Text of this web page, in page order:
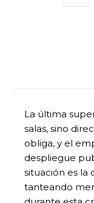
La última
salas, sino
obliga, y el
despliegue
situación es la
tanteando